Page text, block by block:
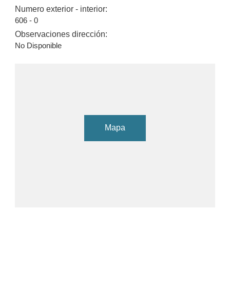
Numero exterior - interior:
606 - 0
Observaciones dirección:
No Disponible
Mapa